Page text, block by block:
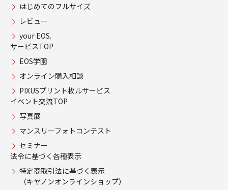
はじめてのフルサイズ
レビュー
your EOS.
サービスTOP
EOS学園
オンライン購入相談
PIXUSプリント枚ルサービス
イベント交流TOP
写真展
マンスリーフォトコンテスト
セミナー
法令に基づく各種表示
特定商取引法に基づく表示
（キヤノンオンラインショップ）